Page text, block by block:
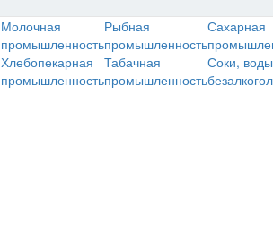
Молочная
промышленность
Рыбная
промышленность
Сахарная
Хлебопекарная
промышленность
Табачная
промышленность
Соки,